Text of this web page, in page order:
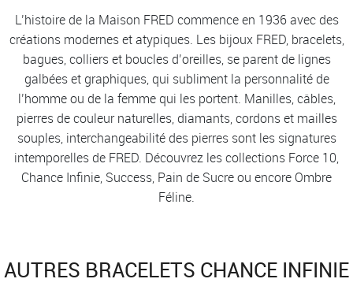
L’histoire de la Maison FRED commence en 1936 avec des
créations modernes et atypiques. Les bijoux FRED, bracelets,
bagues, colliers et boucles d’oreilles, se parent de lignes
galbées et graphiques, qui subliment la personnalité de
l’homme ou de la femme qui les portent. Manilles, câbles,
pierres de couleur naturelles, diamants, cordons et mailles
souples, interchangeabilité des pierres sont les signatures
intemporelles de FRED. Découvrez les collections Force 10,
Chance Infinie, Success, Pain de Sucre ou encore Ombre
Féline.
AUTRES BRACELETS CHANCE INFINIE